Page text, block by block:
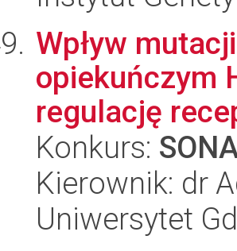
Wpływ
opiekuńczym
regulację
Konkurs:
Kierownik: dr
Uniwersytet